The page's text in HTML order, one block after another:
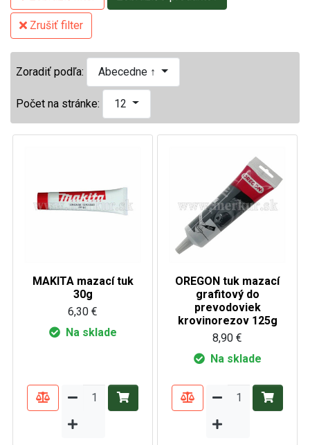
Zrušiť filter
Zoradiť podľa: Abecedne ↑
Počet na stránke: 12
MAKITA mazací tuk
30g
6,30 €
Na sklade
OREGON tuk mazací
grafitový do
prevodoviek
krovinorezov 125g
8,90 €
Na sklade